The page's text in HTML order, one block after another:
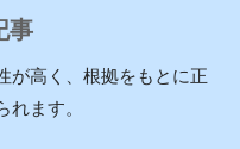
事
が高く、根拠をもとに正
ます。